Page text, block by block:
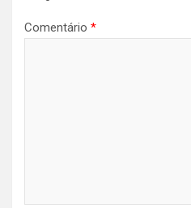
Comentário *